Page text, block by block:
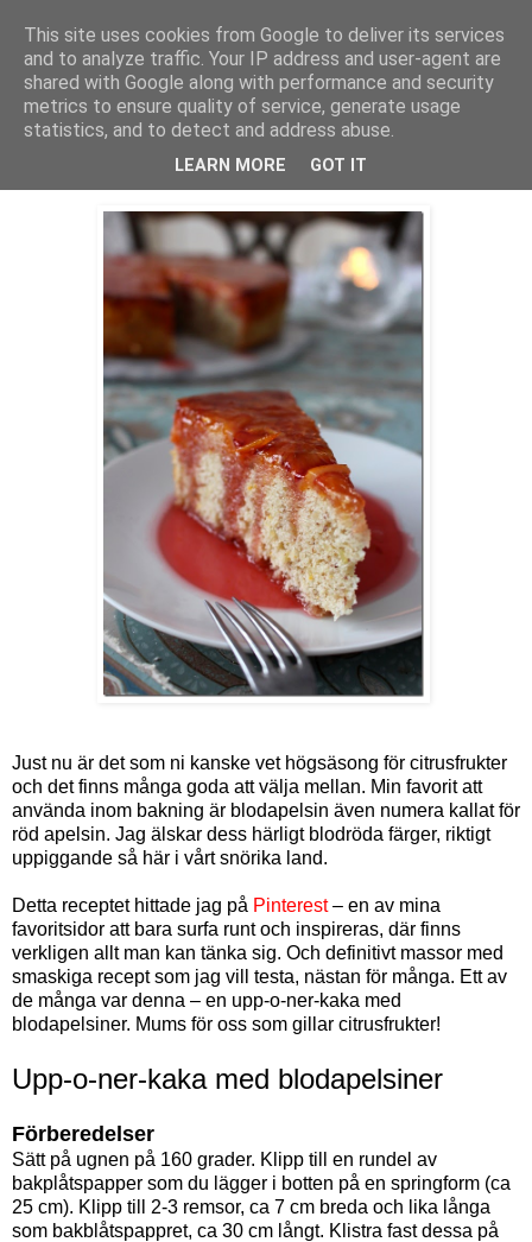
Bagerskan
onsdag 4 februari 2015
Upp-och-ner kaka med blodapelsin
Just nu är det som ni kanske vet högsäsong för citrusfrukter
och det finns många goda att välja mellan. Min favorit att
använda inom bakning är blodapelsin även numera kallat för
röd apelsin. Jag älskar dess härligt blodröda färger, riktigt
uppiggande så här i vårt snörika land.
Detta receptet hittade jag på Pinterest– en av mina
favoritsidor att bara surfa runt och inspireras, där finns
verkligen allt man kan tänka sig. Och definitivt massor med
smaskiga recept som jag vill testa, nästan för många. Ett av
de många var denna – en upp-o-ner-kaka med
blodapelsiner. Mums för oss som gillar citrusfrukter!
Upp-o-ner-kaka med blodapelsiner
Förberedelser
Sätt på ugnen på 160 grader. Klipp till en rundel av
bakplåtspapper som du lägger i botten på en springform (ca
25 cm). Klipp till 2-3 remsor, ca 7 cm breda och lika långa
som bakblåtspappret, ca 30 cm långt. Klistra fast dessa på
This site uses cookies from Google to deliver its services
and to analyze traffic. Your IP address and user-agent are
shared with Google along with performance and security
metrics to ensure quality of service, generate usage
statistics, and to detect and address abuse.
LEARN MORE GOT IT